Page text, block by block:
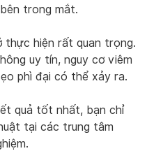
trong mắt.
thực hiện rất quan trọng.
uy tín, nguy cơ viêm
phì đại có thể xảy ra.
quả tốt nhất, bạn chỉ
tại các trung tâm